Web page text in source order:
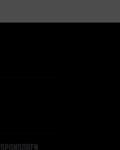
Sponsoren